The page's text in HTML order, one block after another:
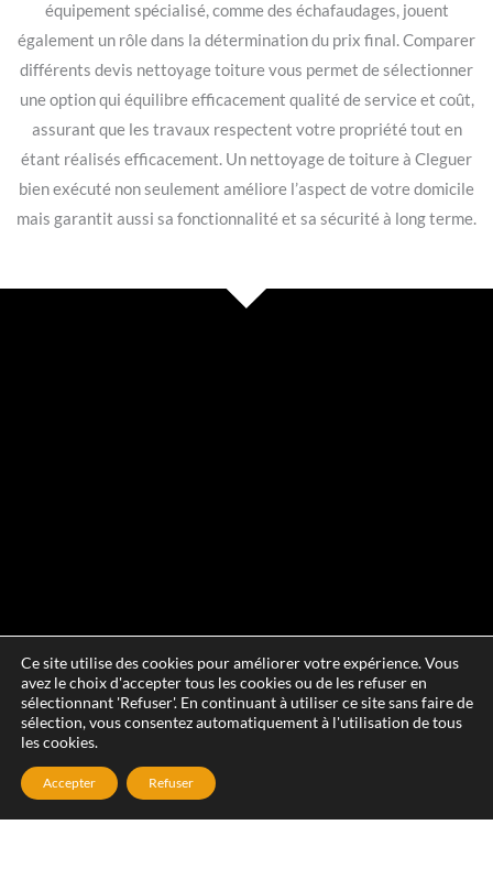
équipement spécialisé, comme des échafaudages, jouent
également un rôle dans la détermination du prix final. Comparer
différents devis nettoyage toiture vous permet de sélectionner
une option qui équilibre efficacement qualité de service et coût,
assurant que les travaux respectent votre propriété tout en
étant réalisés efficacement. Un nettoyage de toiture à Cleguer
bien exécuté non seulement améliore l’aspect de votre domicile
mais garantit aussi sa fonctionnalité et sa sécurité à long terme.
Ce site utilise des cookies pour améliorer votre expérience. Vous
avez le choix d'accepter tous les cookies ou de les refuser en
sélectionnant 'Refuser'. En continuant à utiliser ce site sans faire de
sélection, vous consentez automatiquement à l'utilisation de tous
les cookies.
Accepter Refuser